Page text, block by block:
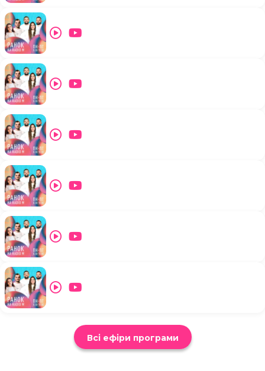
Всі ефіри програми